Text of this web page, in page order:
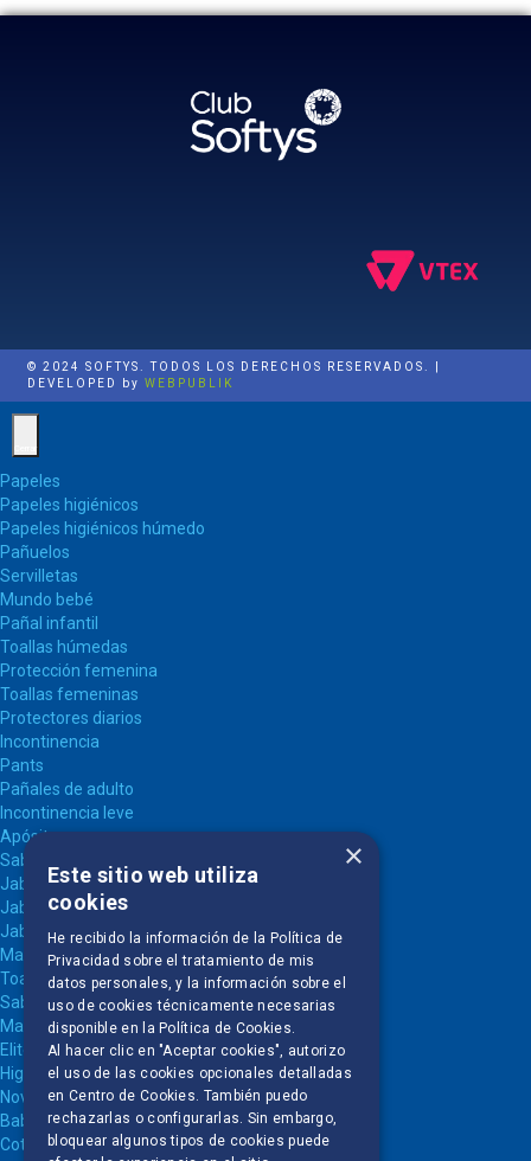
© 2024 SOFTYS. TODOS LOS DERECHOS RESERVADOS. |
DEVELOPED by WEBPUBLIK
Papeles
Papeles higiénicos
Papeles higiénicos húmedo
Pañuelos
Servilletas
Mundo bebé
Pañal infantil
Toallas húmedas
Protección femenina
Toallas femeninas
Protectores diarios
Incontinencia
Pants
Pañales de adulto
Incontinencia leve
Apósitos
Sabanillas
Jabones
Jabón en Barra
Jabón Líquido
Mascotas
Toallas húmedas
Sabanillas
Marcas
Elite
Higienol
Nova
Babysec
Cotidian
×
Este sitio web utiliza
cookies
He recibido la información de la Política de
Privacidad sobre el tratamiento de mis
datos personales, y la información sobre el
uso de cookies técnicamente necesarias
disponible en la Política de Cookies.
Al hacer clic en "Aceptar cookies", autorizo
el uso de las cookies opcionales detalladas
en Centro de Cookies. También puedo
rechazarlas o configurarlas. Sin embargo,
bloquear algunos tipos de cookies puede